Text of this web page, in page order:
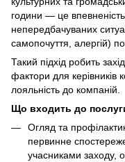
години — це
непередбачуваних
самопочуття, алергій)
Такий підхід робить
фактори для керівників
лояльність до компаній.
Що входить до
Огляд та
первинне
учасниками заходу,